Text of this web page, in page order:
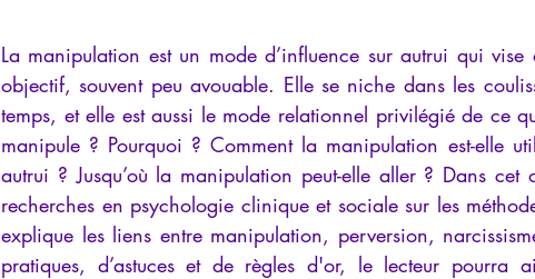
La manipulation est un mode d’influence sur autrui qui
objectif, souvent peu avouable. Elle se niche dans les
temps, et elle est aussi le mode relationnel privilégié de ce
manipule ? Pourquoi ? Comment la manipulation est-elle
autrui ? Jusqu’où la manipulation peut-elle aller ? Dans cet
recherches en psychologie clinique et sociale sur les
explique les liens entre manipulation, perversion,
pratiques, d’astuces et de règles d'or, le lecteur pourra